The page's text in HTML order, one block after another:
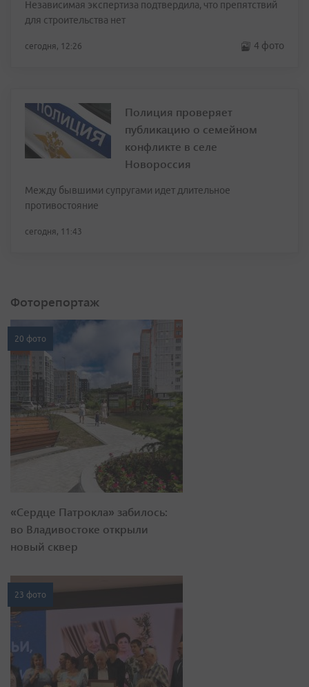
Независимая экспертиза подтвердила, что препятствий
для строительства нет
сегодня, 12:26 4 фото
Полиция проверяет
публикацию о семейном
конфликте в селе
Новороссия
Между бывшими супругами идет длительное
противостояние
сегодня, 11:43
Фоторепортаж
20 фото
«Сердце Патрокла» забилось:
во Владивостоке открыли
новый сквер
23 фото